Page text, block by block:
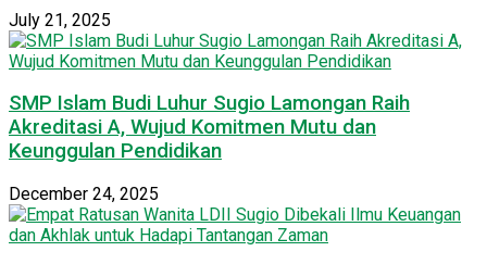
July 21, 2025
SMP Islam Budi Luhur Sugio Lamongan Raih
Akreditasi A, Wujud Komitmen Mutu dan
Keunggulan Pendidikan
December 24, 2025